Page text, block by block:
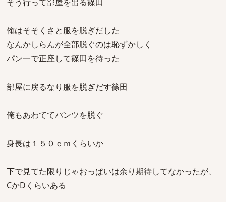
俺はそそくさと服を脱ぎだした
なんかしらんが全部脱ぐのは恥ずかしく
パン一で正座して篠田を待った
部屋に戻るなり服を脱ぎだす篠田
俺もあわててパンツを脱ぐ
身長は１５０ｃｍくらいか
下で見てた限りじゃおっぱいは余り期待してなかったが、
CかDくらいある